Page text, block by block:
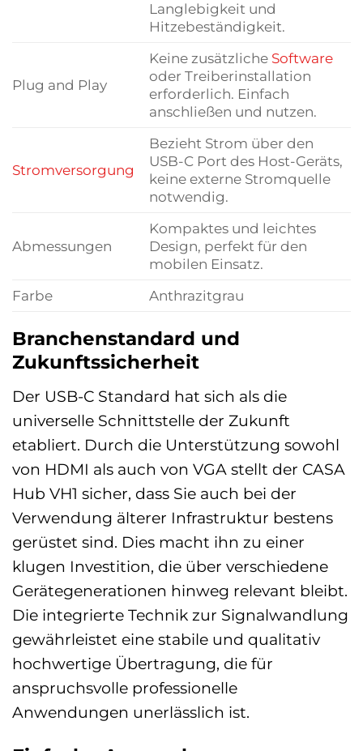
Langlebigkeit und
Hitzebeständigkeit.
Plug and Play
Keine zusätzliche Software
oder Treiberinstallation
erforderlich. Einfach
anschließen und nutzen.
Stromversorgung
Bezieht Strom über den
USB-C Port des Host-Geräts,
keine externe Stromquelle
notwendig.
Abmessungen
Kompaktes und leichtes
Design, perfekt für den
mobilen Einsatz.
Farbe
Anthrazitgrau
Branchenstandard und
Zukunftssicherheit
Der USB-C Standard hat sich als die
universelle Schnittstelle der Zukunft
etabliert. Durch die Unterstützung sowohl
von HDMI als auch von VGA stellt der CASA
Hub VH1 sicher, dass Sie auch bei der
Verwendung älterer Infrastruktur bestens
gerüstet sind. Dies macht ihn zu einer
klugen Investition, die über verschiedene
Gerätegenerationen hinweg relevant bleibt.
Die integrierte Technik zur Signalwandlung
gewährleistet eine stabile und qualitativ
hochwertige Übertragung, die für
anspruchsvolle professionelle
Anwendungen unerlässlich ist.